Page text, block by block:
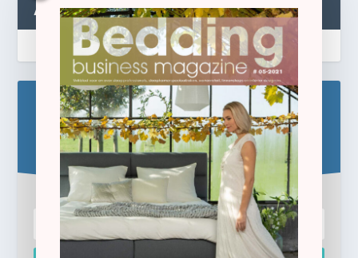
ABONNEREN
Blijf op de hoogte!
Schrijf u hier in voor de gratis e-newsletter.